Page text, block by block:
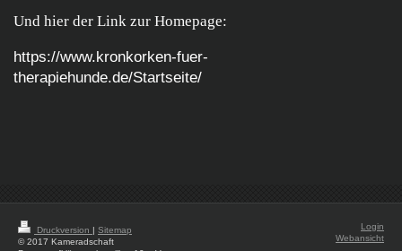
Und hier der Link zur Homepage:
https://www.kronkorken-fuer-
therapiehunde.de/Startseite/
Druckversion | Sitemap
© 2017 Kameradschaft
Login
Webansicht